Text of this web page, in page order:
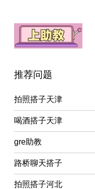
推荐问题
拍照搭子天津
喝酒搭子天津
gre助教
路桥聊天搭子
拍照搭子河北